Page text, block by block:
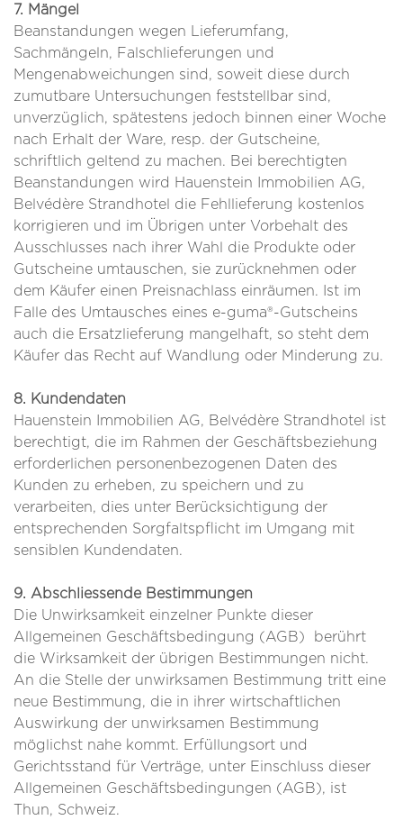
7. Mängel
Beanstandungen wegen Lieferumfang,
Sachmängeln, Falschlieferungen und
Mengenabweichungen sind, soweit diese durch
zumutbare Untersuchungen feststellbar sind,
unverzüglich, spätestens jedoch binnen einer Woche
nach Erhalt der Ware, resp. der Gutscheine,
schriftlich geltend zu machen. Bei berechtigten
Beanstandungen wird Hauenstein Immobilien AG,
Belvédère Strandhotel die Fehllieferung kostenlos
korrigieren und im Übrigen unter Vorbehalt des
Ausschlusses nach ihrer Wahl die Produkte oder
Gutscheine umtauschen, sie zurücknehmen oder
dem Käufer einen Preisnachlass einräumen. Ist im
Falle des Umtausches eines e-guma®-Gutscheins
auch die Ersatzlieferung mangelhaft, so steht dem
Käufer das Recht auf Wandlung oder Minderung zu.
8. Kundendaten
Hauenstein Immobilien AG, Belvédère Strandhotel ist
berechtigt, die im Rahmen der Geschäftsbeziehung
erforderlichen personenbezogenen Daten des
Kunden zu erheben, zu speichern und zu
verarbeiten, dies unter Berücksichtigung der
entsprechenden Sorgfaltspflicht im Umgang mit
sensiblen Kundendaten.
9. Abschliessende Bestimmungen
Die Unwirksamkeit einzelner Punkte dieser
Allgemeinen Geschäftsbedingung (AGB) berührt
die Wirksamkeit der übrigen Bestimmungen nicht.
An die Stelle der unwirksamen Bestimmung tritt eine
neue Bestimmung, die in ihrer wirtschaftlichen
Auswirkung der unwirksamen Bestimmung
möglichst nahe kommt. Erfüllungsort und
Gerichtsstand für Verträge, unter Einschluss dieser
Allgemeinen Geschäftsbedingungen (AGB), ist
Thun, Schweiz.